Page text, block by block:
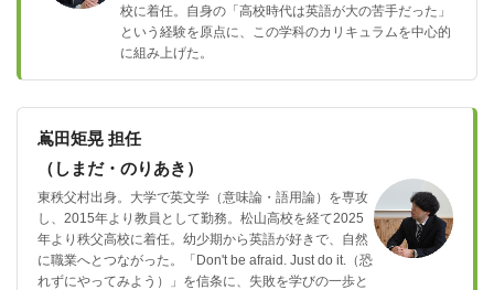
校に着任。自身の「高校時代は英語が大の苦手だった」
という経験を原点に、この学科のカリキュラムを中心的
に組み上げた。
嶌田矩晃 担任
（しまだ・のりあき）
東秩父村出身。大学で英文学（意味論・語用論）を専攻
し、2015年より教員として勤務。松山高校を経て2025
年より秩父高校に着任。幼少期から英語が好きで、自然
に職業へとつながった。「Don't be afraid. Just do it.（恐
れずにやってみよう）」を信条に、失敗を学びの一歩と